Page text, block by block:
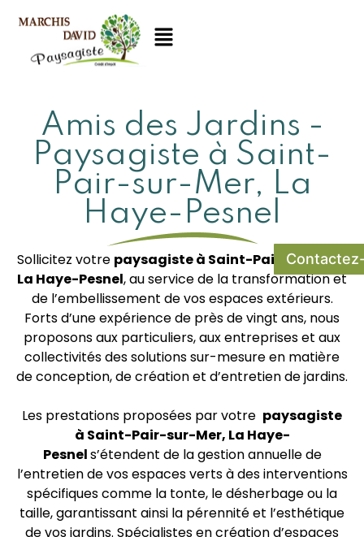
Amis des Jardins -
Paysagiste à Saint-
Pair-sur-Mer, La
Haye-Pesnel
Sollicitez votre paysagiste à Saint-Pair-sur-Mer,
La Haye-Pesnel, au service de la transformation et
de l’embellissement de vos espaces extérieurs.
Forts d’une expérience de près de vingt ans, nous
proposons aux particuliers, aux entreprises et aux
collectivités des solutions sur-mesure en matière
de conception, de création et d’entretien de jardins.
Les prestations proposées par votre paysagiste
à Saint-Pair-sur-Mer, La Haye-
Pesnels’étendent de la gestion annuelle de
l’entretien de vos espaces verts à des interventions
spécifiques comme la tonte, le désherbage ou la
taille, garantissant ainsi la pérennité et l’esthétique
de vos jardins. Spécialistes en création d’espaces